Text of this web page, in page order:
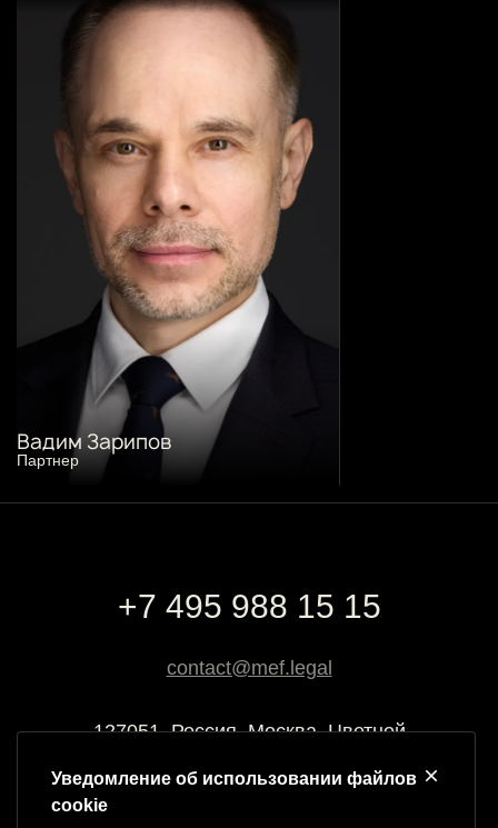
Вадим Зарипов
Партнер
+7 495 988 15 15
contact@mef.legal
127051, Россия, Москва, Цветной
Уведомление об использовании файлов
cookie